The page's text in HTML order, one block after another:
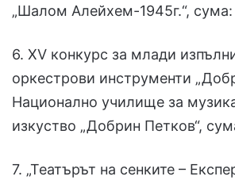
„Шалом Алейхем-1945г.“,
6. XV конкурс за млади
оркестрови инструменти
Национално училище за
изкуство „Добрин Петков“,
7. „Театърът на сенките –